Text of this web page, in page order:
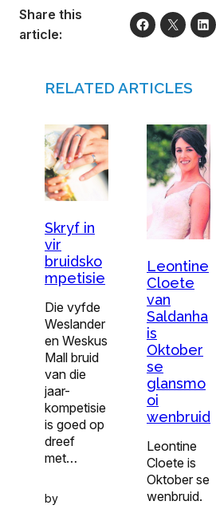
Share this
article:
RELATED ARTICLES
Skryf in
vir
bruidsko
mpetisie
Die vyfde
Weslander
en Weskus
Mall bruid
van die
jaar-
kompetisie
is goed op
dreef
met…
by
Leontine
Cloete
van
Saldanha
is
Oktober
se
glansmo
oi
wenbruid
Leontine
Cloete is
Oktober se
wenbruid.